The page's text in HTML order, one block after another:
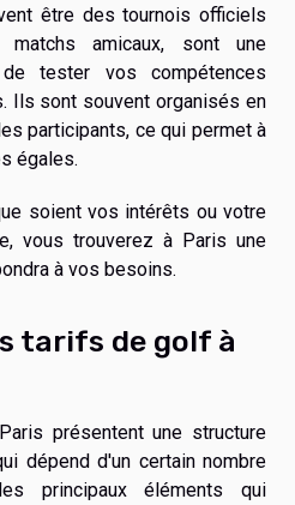
être des tournois officiels
amicaux, sont une
tester vos compétences
Ils sont souvent organisés en
participants, ce qui permet à
égales.
soient vos intérêts ou votre
vous trouverez à Paris une
à vos besoins.
tarifs de golf à
présentent une structure
dépend d'un certain nombre
principaux éléments qui